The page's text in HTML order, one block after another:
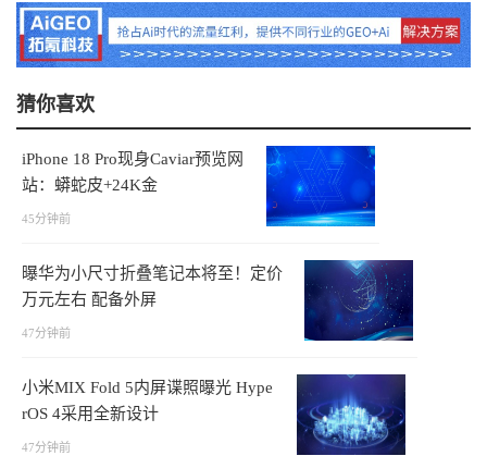
猜你喜欢
iPhone 18 Pro现身Caviar预览网
站：蟒蛇皮+24K金
45分钟前
曝华为小尺寸折叠笔记本将至！定价
万元左右 配备外屏
47分钟前
小米MIX Fold 5内屏谍照曝光 Hype
rOS 4采用全新设计
47分钟前